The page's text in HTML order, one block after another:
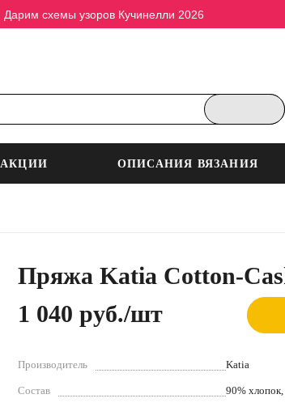
Дарим схемы узоров Кучинелли 2026
АКЦИИ ОПИСАНИЯ ВЯЗАНИЯ
Пряжа Katia Cotton-
1 040 руб./шт
Производитель Katia
Состав 90%